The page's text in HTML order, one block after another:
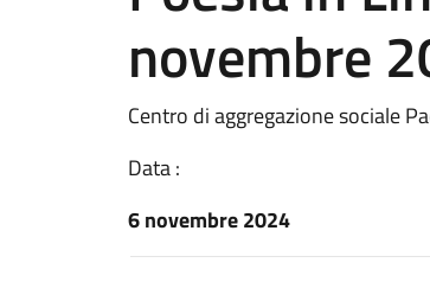
novembre
Centro di aggregazione sociale
Data :
6 novembre 2024